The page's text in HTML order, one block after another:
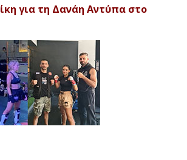
για τη Δανάη Αντύπα στο